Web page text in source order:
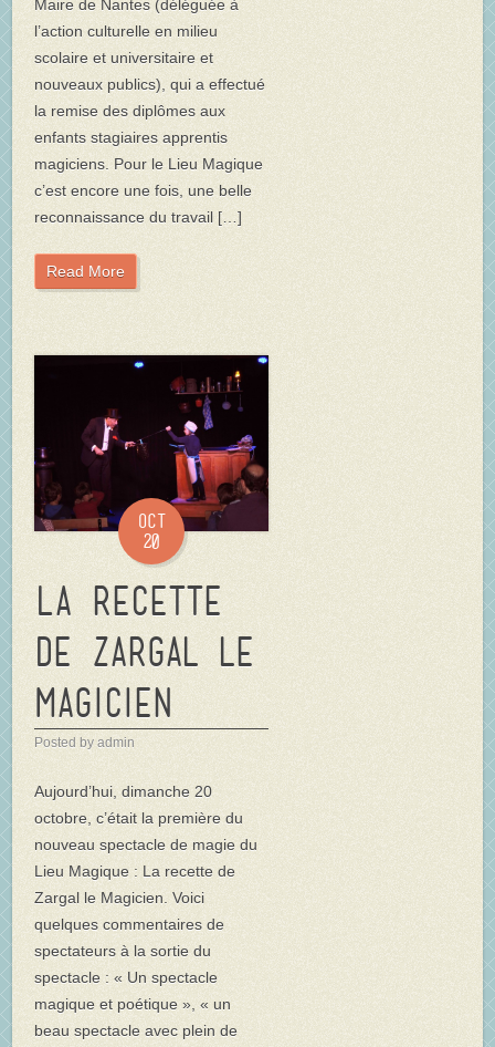
Maire de Nantes (déléguée à
l’action culturelle en milieu
scolaire et universitaire et
nouveaux publics), qui a effectué
la remise des diplômes aux
enfants stagiaires apprentis
magiciens. Pour le Lieu Magique
c’est encore une fois, une belle
reconnaissance du travail […]
Read More
Oct
20
La Recette
de Zargal le
magicien
Posted by admin
Aujourd’hui, dimanche 20
octobre, c’était la première du
nouveau spectacle de magie du
Lieu Magique : La recette de
Zargal le Magicien. Voici
quelques commentaires de
spectateurs à la sortie du
spectacle : « Un spectacle
magique et poétique », « un
beau spectacle avec plein de